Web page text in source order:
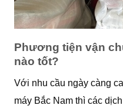
Phương tiện vận
nào tốt?
Với nhu cầu ngày càng
máy Bắc Nam thì các